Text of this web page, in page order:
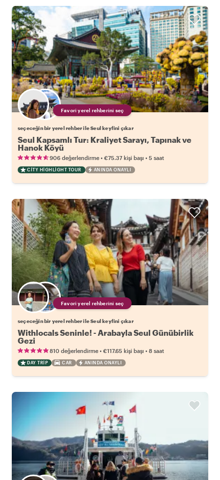
Favori yerel rehberini seç
seçeceğin bir yerel rehber ile Seul keyfini çıkar
Seul Kapsamlı Tur: Kraliyet Sarayı, Tapınak ve
Hanok Köyü
906 değerlendirme • €75.37 kişi başı • 5 saat
CITY HIGHLIGHT TOUR ANINDA ONAYLI
Favori yerel rehberini seç
seçeceğin bir yerel rehber ile Seul keyfini çıkar
Withlocals Seninle! - Arabayla Seul Günübirlik
Gezi
810 değerlendirme • €117.65 kişi başı • 8 saat
DAY TRIP CAR ANINDA ONAYLI